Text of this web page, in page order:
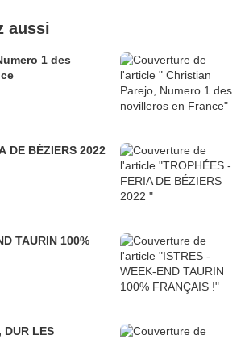
aussi
1 des
DE BÉZIERS 2022
TAURIN 100%
DUR LES